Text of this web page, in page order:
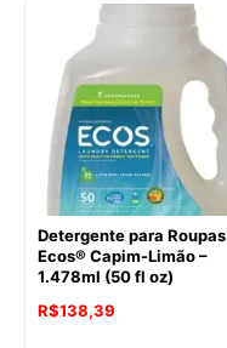
Detergente para Roupas
Ecos® Capim-Limão –
1.478ml (50 fl oz)
R$138,39